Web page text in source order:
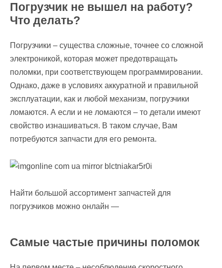
Погрузчик не вышел на работу?
Что делать?
Погрузчики – существа сложные, точнее со сложной
электроникой, которая может предотвращать
поломки, при соответствующем программировании.
Однако, даже в условиях аккуратной и правильной
эксплуатации, как и любой механизм, погрузчики
ломаются. А если и не ломаются – то детали имеют
свойство изнашиваться. В таком случае, Вам
потребуются запчасти для его ремонта.
Найти большой ассортимент запчастей для
погрузчиков можно онлайн —
Самые частые причины поломок